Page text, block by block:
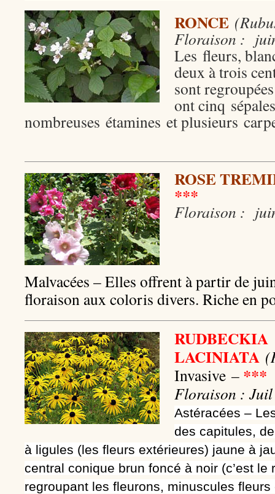
RONCE
Floraison :
Les fleurs,
deux à trois
sont
ont cinq
nombreuses étamines et plusieurs
ROSE
***
Floraison :
Malvacées – Elles offrent à partir de
floraison aux coloris divers. Riche en
RUDBECKIA
LACINIATA
Invasive – ***
Floraison : Juil
Astéracées –
des capitules,
à ligules (les fleurs extérieures) jaune à
central conique brun foncé à noir (c’est le
regroupant les fleurons, minuscules